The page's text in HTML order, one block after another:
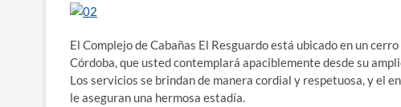
El Complejo de Cabañas El Resguardo está ubicado en un
Córdoba, que usted contemplará apaciblemente desde su
Los servicios se brindan de manera cordial y respetuosa, y el
le aseguran una hermosa estadía.